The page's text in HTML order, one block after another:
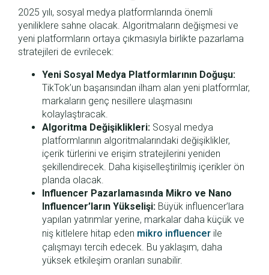
2025 yılı, sosyal medya platformlarında önemli
yeniliklere sahne olacak. Algoritmaların değişmesi ve
yeni platformların ortaya çıkmasıyla birlikte pazarlama
stratejileri de evrilecek:
Yeni Sosyal Medya Platformlarının Doğuşu:
TikTok’un başarısından ilham alan yeni platformlar,
markaların genç nesillere ulaşmasını
kolaylaştıracak.
Algoritma Değişiklikleri: Sosyal medya
platformlarının algoritmalarındaki değişiklikler,
içerik türlerini ve erişim stratejilerini yeniden
şekillendirecek. Daha kişiselleştirilmiş içerikler ön
planda olacak.
Influencer Pazarlamasında Mikro ve Nano
Influencer’ların Yükselişi: Büyük influencer’lara
yapılan yatırımlar yerine, markalar daha küçük ve
niş kitlelere hitap eden mikro influencer ile
çalışmayı tercih edecek. Bu yaklaşım, daha
yüksek etkileşim oranları sunabilir.